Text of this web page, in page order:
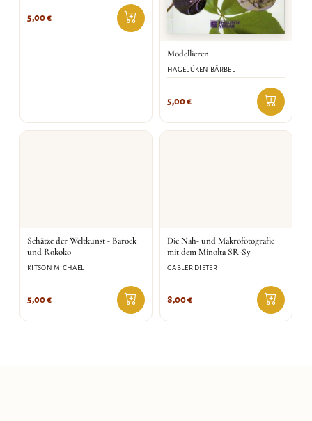
5,00€
Modellieren
HAGELÜKEN BÄRBEL
5,00€
Schätze der Weltkunst - Barock
und Rokoko
KITSON MICHAEL
5,00€
Die Nah- und Makrofotografie
mit dem Minolta SR-Sy
GABLER DIETER
8,00€